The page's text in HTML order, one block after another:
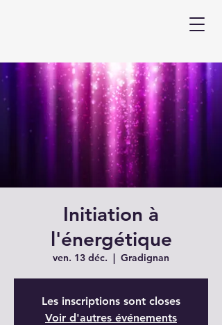
Initiation à
l'énergétique
ven. 13 déc.
  |
Gradignan
Les inscriptions sont closes
Voir d'autres événements